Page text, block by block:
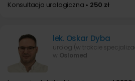
Konsultacja urologiczna • 250 zł
lek. Oskar Dyba
urolog (w trakcie
w Oslomed